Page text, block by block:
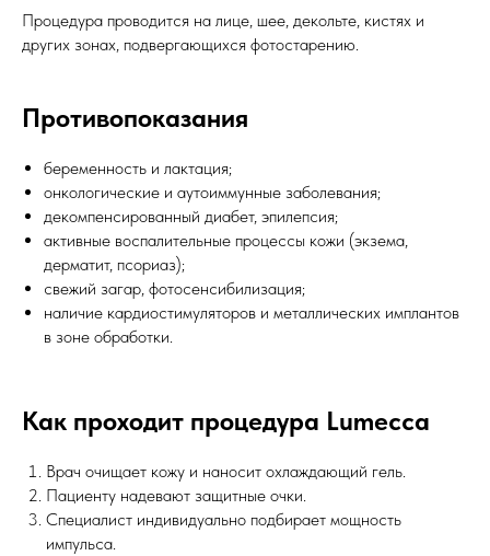
Процедура проводится на лице, шее, декольте, кистях и
других зонах, подвергающихся фотостарению.
Противопоказания
беременность и лактация;
онкологические и аутоиммунные заболевания;
декомпенсированный диабет, эпилепсия;
активные воспалительные процессы кожи (экзема,
дерматит, псориаз);
свежий загар, фотосенсибилизация;
наличие кардиостимуляторов и металлических имплантов
в зоне обработки.
Как проходит процедура Lumecca
Врач очищает кожу и наносит охлаждающий гель.
Пациенту надевают защитные очки.
Специалист индивидуально подбирает мощность
импульса.